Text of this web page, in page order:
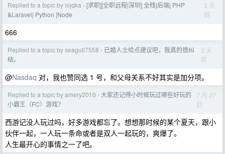
Replied to a topic by lojqka › [求职][全职远程|深圳] 全栈|后端| PHP
&Laravel| Python |Node
3 天
前
666
Replied to a topic by seagull7558 › 已婚人士给点建议吧，我真的很纠
结。
3 天
前
@Nasdaq 对，我也赞同选 1 号，和父母关系不好其实是加分项。
Replied to a topic by amery2010 › 大家还记得小时候玩过哪些好玩的
小霸王（FC）游戏？
7 月 27
日
西游记没人玩过吗，好多游戏都忘了。想想那时候的某个夏天，跟小
伙伴一起，一人玩一条命或者是双人一起玩的，爽爆了。
人生最开心的事情之一了吧。